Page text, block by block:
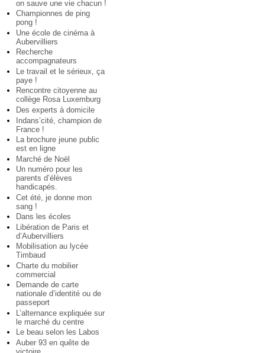
on sauve une vie chacun !
Championnes de ping
pong !
Une école de cinéma à
Aubervilliers
Recherche
accompagnateurs
Le travail et le sérieux, ça
paye !
Rencontre citoyenne au
collège Rosa Luxemburg
Des experts à domicile
Indans’cité, champion de
France !
La brochure jeune public
est en ligne
Marché de Noël
Un numéro pour les
parents d’élèves
handicapés.
Cet été, je donne mon
sang !
Dans les écoles
Libération de Paris et
d’Aubervilliers
Mobilisation au lycée
Timbaud
Charte du mobilier
commercial
Demande de carte
nationale d’identité ou de
passeport
L’alternance expliquée sur
le marché du centre
Le beau selon les Labos
Auber 93 en quête de